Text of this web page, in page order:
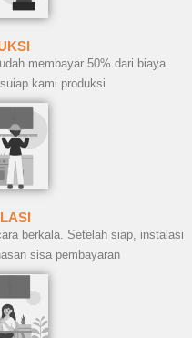
membayar 50% dari biaya
kami produksi
berkala. Setelah siap, instalasi
sisa pembayaran